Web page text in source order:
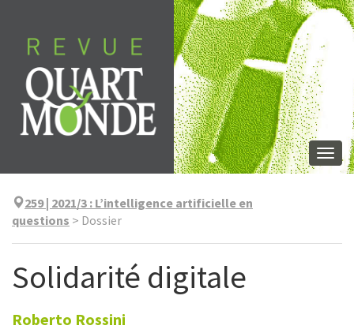
contenu
259 | 2021/3 : L’intelligence artificielle en
questions > Dossier
Solidarité digitale
Roberto Rossini